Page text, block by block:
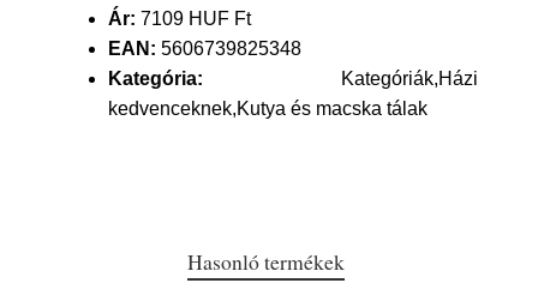
Ár: 7109 HUF Ft
EAN: 5606739825348
Kategória: Kategóriák,Házi
kedvenceknek,Kutya és macska tálak
Hasonló termékek